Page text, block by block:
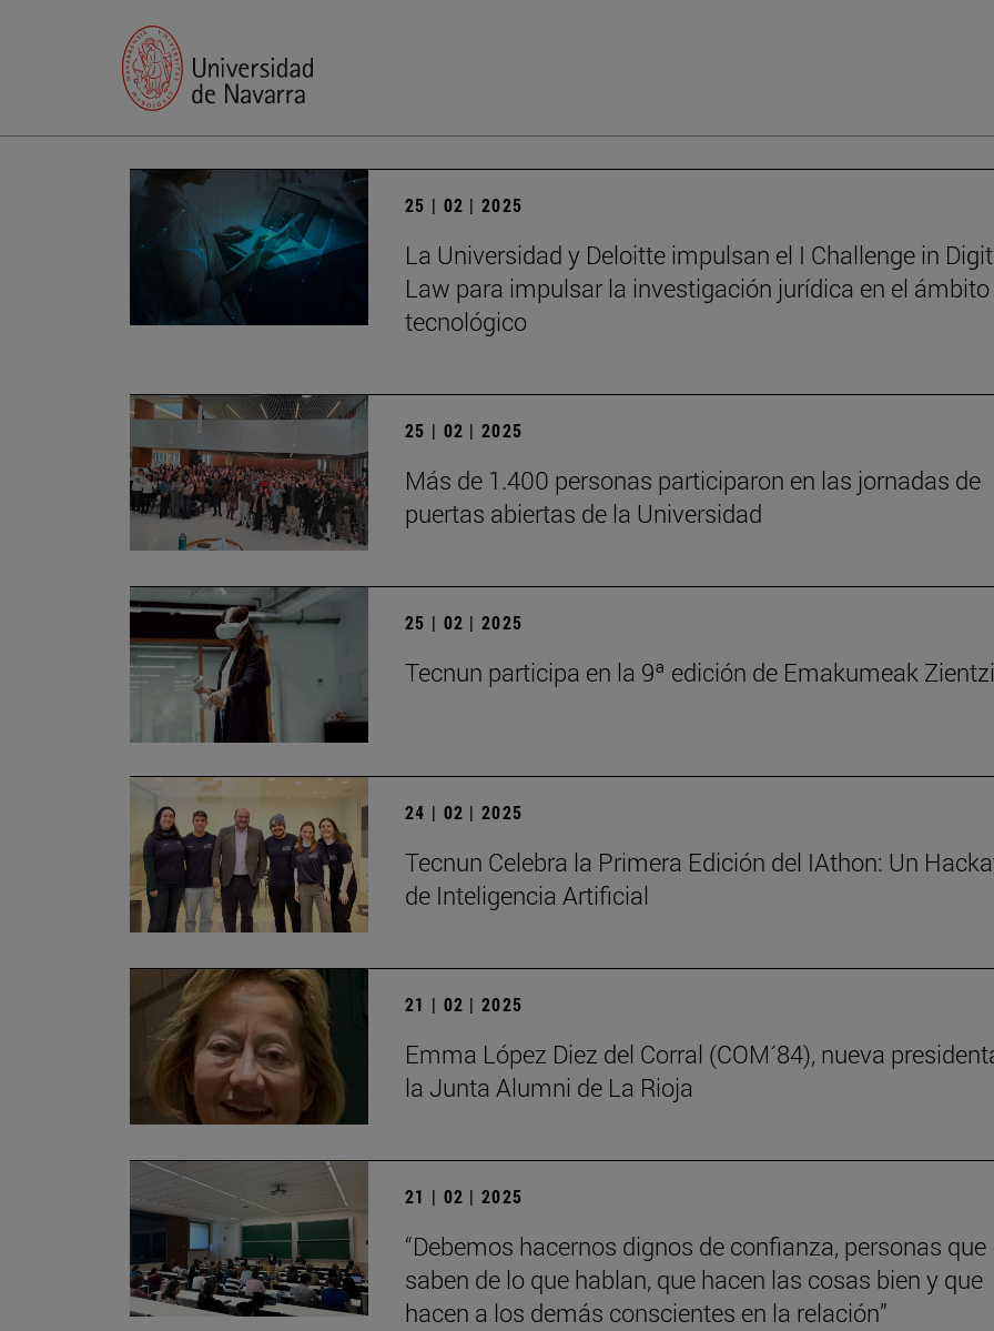
25 | 02 | 2025
La Universidad y Deloitte impulsan el I Challenge in
Law para impulsar la investigación jurídica en el ámbito
tecnológico
25 | 02 | 2025
Más de 1.400 personas participaron en las jornadas de
puertas abiertas de la Universidad
25 | 02 | 2025
Tecnun participa en la 9ª edición de Emakumeak
24 | 02 | 2025
Tecnun Celebra la Primera Edición del IAthon: Un
de Inteligencia Artificial
21 | 02 | 2025
Emma López Diez del Corral (COM´84), nueva
la Junta Alumni de La Rioja
21 | 02 | 2025
“Debemos hacernos dignos de confianza, personas que
saben de lo que hablan, que hacen las cosas bien y que
hacen a los demás conscientes en la relación”